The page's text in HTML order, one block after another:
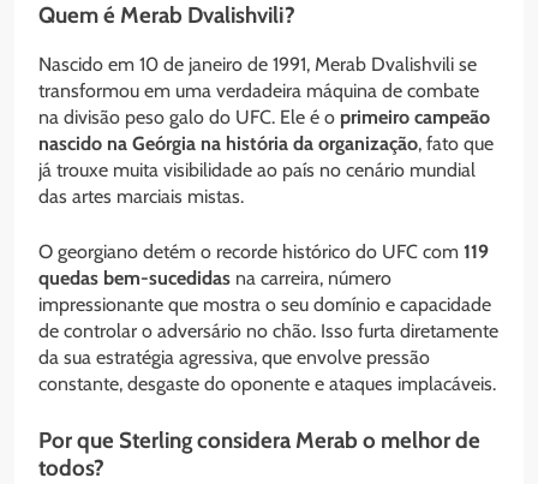
Quem é Merab Dvalishvili?
Nascido em 10 de janeiro de 1991, Merab Dvalishvili se
transformou em uma verdadeira máquina de combate
na divisão peso galo do UFC. Ele é o primeiro campeão
nascido na Geórgia na história da organização, fato que
já trouxe muita visibilidade ao país no cenário mundial
das artes marciais mistas.
O georgiano detém o recorde histórico do UFC com 119
quedas bem-sucedidas na carreira, número
impressionante que mostra o seu domínio e capacidade
de controlar o adversário no chão. Isso furta diretamente
da sua estratégia agressiva, que envolve pressão
constante, desgaste do oponente e ataques implacáveis.
Por que Sterling considera Merab o melhor de
todos?